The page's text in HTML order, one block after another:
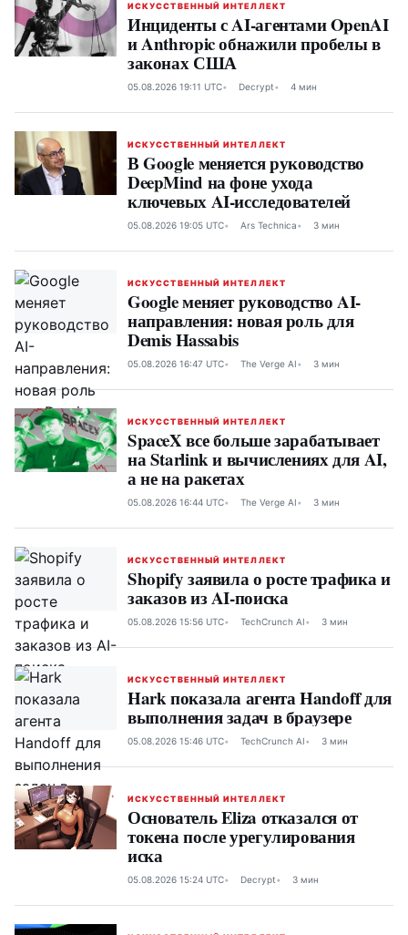
ИСКУССТВЕННЫЙ ИНТЕЛЛЕКТ
Инциденты с AI-агентами OpenAI
и Anthropic обнажили пробелы в
законах США
05.08.2026 19:11 UTC Decrypt 4 мин
ИСКУССТВЕННЫЙ ИНТЕЛЛЕКТ
В Google меняется руководство
DeepMind на фоне ухода
ключевых AI-исследователей
05.08.2026 19:05 UTC Ars Technica 3 мин
ИСКУССТВЕННЫЙ ИНТЕЛЛЕКТ
Google меняет руководство AI-
направления: новая роль для
Demis Hassabis
05.08.2026 16:47 UTC The Verge AI 3 мин
ИСКУССТВЕННЫЙ ИНТЕЛЛЕКТ
SpaceX все больше зарабатывает
на Starlink и вычислениях для AI,
а не на ракетах
05.08.2026 16:44 UTC The Verge AI 3 мин
ИСКУССТВЕННЫЙ ИНТЕЛЛЕКТ
Shopify заявила о росте трафика и
заказов из AI-поиска
05.08.2026 15:56 UTC TechCrunch AI 3 мин
ИСКУССТВЕННЫЙ ИНТЕЛЛЕКТ
Hark показала агента Handoff для
выполнения задач в браузере
05.08.2026 15:46 UTC TechCrunch AI 3 мин
ИСКУССТВЕННЫЙ ИНТЕЛЛЕКТ
Основатель Eliza отказался от
токена после урегулирования
иска
05.08.2026 15:24 UTC Decrypt 3 мин